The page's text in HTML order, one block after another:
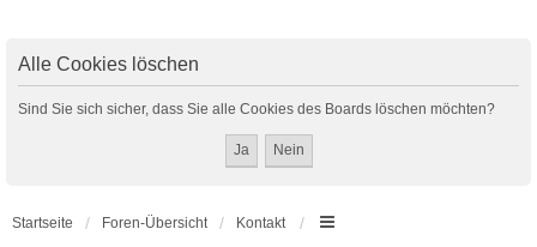
Alle Cookies löschen
Sind Sie sich sicher, dass Sie alle Cookies des Boards löschen möchten?
Startseite Foren-Übersicht Kontakt